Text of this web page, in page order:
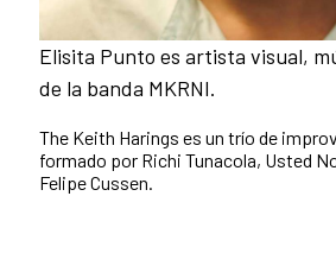
Elisita Punto es artista visual,
de la banda MKRNI.
The Keith Harings es un trío de
formado por Richi Tunacola, Usted
Felipe Cussen.